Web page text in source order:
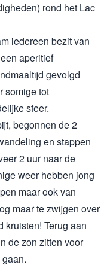
rond het Lac
iedereen bezit van
aperitief
gevolgd
somige tot
sfeer.
begonnen de 2
en stappen
2 uur naar de
weer hebben jong
maar ook van
maar te zwijgen over
kruisten! Terug aan
de zon zitten voor